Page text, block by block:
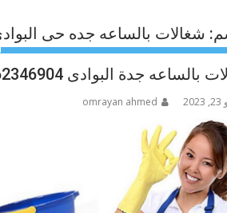
شغالات بالساعه جده حى
بالساعه جدة البوادى 0562346904
omrayan ahmed